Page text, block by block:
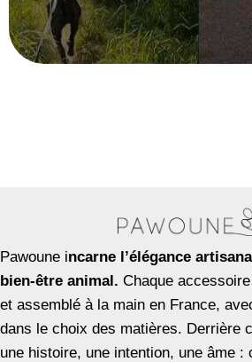
Pawoune incarne l’élégance
bien-être animal. Chaque
et assemblé à la main en France,
dans le choix des matières. Derrière
une histoire, une intention, une âme :